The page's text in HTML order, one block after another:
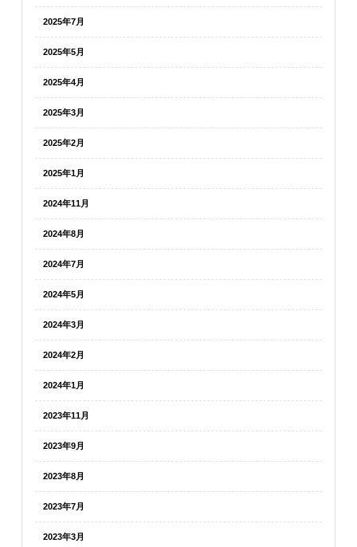
2025年7月
2025年5月
2025年4月
2025年3月
2025年2月
2025年1月
2024年11月
2024年8月
2024年7月
2024年5月
2024年3月
2024年2月
2024年1月
2023年11月
2023年9月
2023年8月
2023年7月
2023年3月